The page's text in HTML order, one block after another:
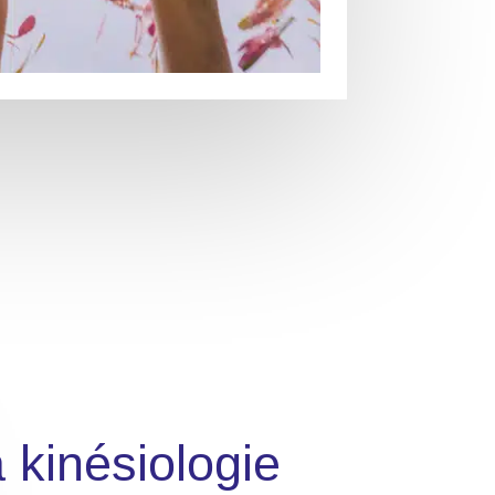
kinésiologie